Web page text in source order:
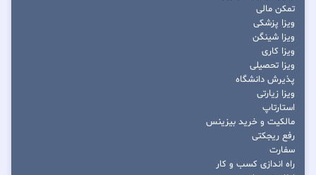
تمکن مالی
ویزا پزشکی
ویزا شینگن
ویزا کاری
ویزا تحصیلی
پذیرش دانشگاه
ویزا زیارتی
استارتاپ
مالکیت و خرید بیزینس
رفع ریجکتی
سفارت
راه اندازی کسب و کار